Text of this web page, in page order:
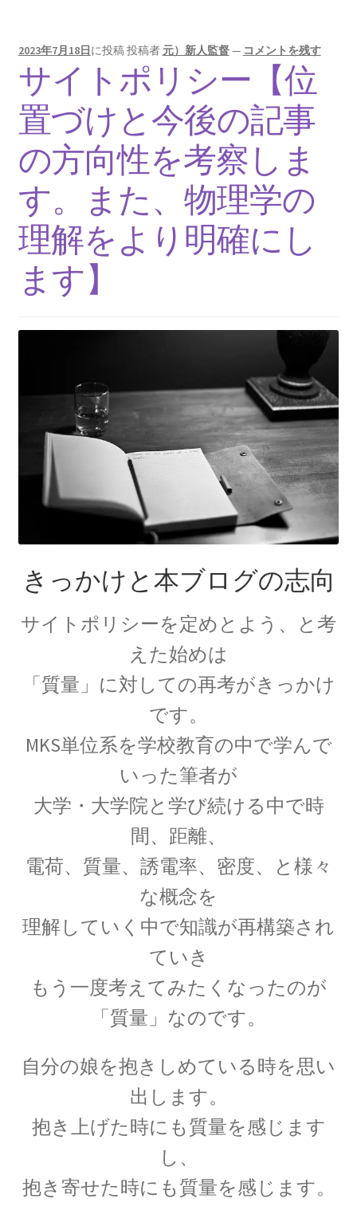
を示した優れた実験家】
J・P・ジュール
【ジュールの法則｜熱の仕事当量の数値化】
【熱と仕事の変換｜エネルギーの概念の確立に
J・チャドウィック
【中性子を発見しガン治療に応用｜マンハッタ
ン計画でのリーダー】
K・シュヴァルツシルト
‗【相対性理論から 重力場を記述したドイツ人｜シュヴァルツシルト
半径】
L・オイラー
【失明して単眼の巨人（サイクロプス）と呼ば
れた｜自然対数を定式化】
P・V・ミュッセンブルーク
【ライデン瓶を発明し静電気の基礎を確立】
P・ショーァ
【Peter Williston Shor, 1959/8/14-量子暗号を揺る
がす男】
R・J・E・クラウジウス
｜エントロピー】
R・P・ファインマン
【天才｜経路積分やファインマンダイヤ
グラムを考案】
2023年7月18日に投稿投稿者 元）新人監督— コメントを残す
サイトポリシー【位
置づけと今後の記事
の方向性を考察しま
す。また、物理学の
理解をより明確にし
ます】
きっかけと本ブログの志向
サイトポリシーを定めとよう、と考
えた始めは
「質量」に対しての再考がきっかけ
です。
MKS単位系を学校教育の中で学んで
いった筆者が
大学・大学院と学び続ける中で時
間、距離、
電荷、質量、誘電率、密度、と様々
な概念を
理解していく中で知識が再構築され
ていき
もう一度考えてみたくなったのが
「質量」なのです。
自分の娘を抱きしめている時を思い
出します。
抱き上げた時にも質量を感じます
し、
抱き寄せた時にも質量を感じます。